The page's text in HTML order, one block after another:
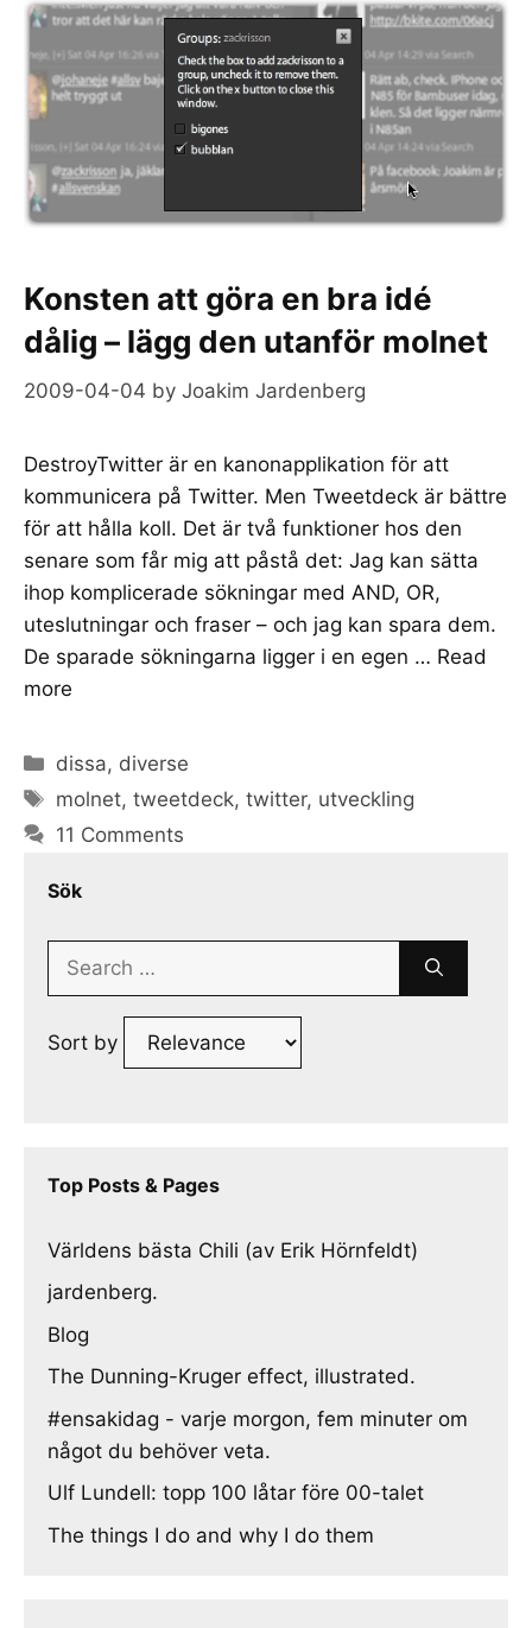
Konsten att göra en bra idé
dålig – lägg den utanför molnet
2009-04-04 by Joakim Jardenberg
DestroyTwitter är en kanonapplikation för att
kommunicera på Twitter. Men Tweetdeck är bättre
för att hålla koll. Det är två funktioner hos den
senare som får mig att påstå det: Jag kan sätta
ihop komplicerade sökningar med AND, OR,
uteslutningar och fraser – och jag kan spara dem.
De sparade sökningarna ligger i en egen … Read
more
Categories
dissa, diverse
Tags
molnet,tweetdeck,twitter, utveckling
11 Comments
Sök
Search
Sort by
Top Posts & Pages
Världens bästa Chili (av Erik Hörnfeldt)
jardenberg.
Blog
The Dunning-Kruger effect, illustrated.
#ensakidag - varje morgon, fem minuter om
något du behöver veta.
Ulf Lundell: topp 100 låtar före 00-talet
The things I do and why I do them